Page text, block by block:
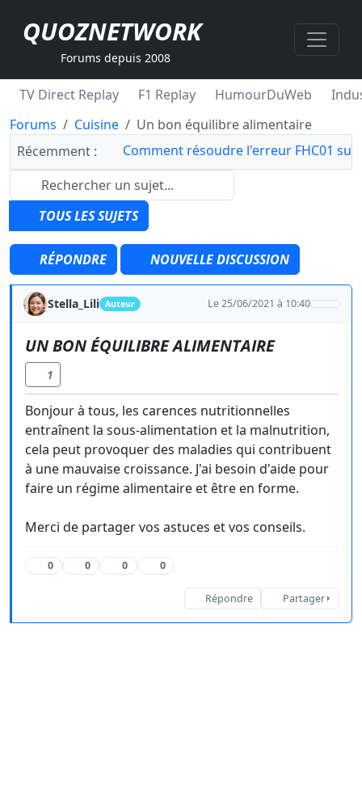
QUOZNETWORK
Forums depuis 2008
TV Direct Replay F1 Replay HumourDuWeb
Forums
Cuisine
Un bon équilibre alimentaire
Récemment :
Comment résoudre l'erreur FHC01 sur
TOUS LES SUJETS
RÉPONDRE NOUVELLE DISCUSSION
Stella_Lili Auteur Le 25/06/2021 à 10:40
UN BON ÉQUILIBRE ALIMENTAIRE
1
Bonjour à tous, les carences nutritionnelles
entraînent la sous-alimentation et la malnutrition,
cela peut provoquer des maladies qui contribuent
à une mauvaise croissance. J'ai besoin d'aide pour
faire un régime alimentaire et être en forme.
Merci de partager vos astuces et vos conseils.
0 0 0 0
Répondre Partager